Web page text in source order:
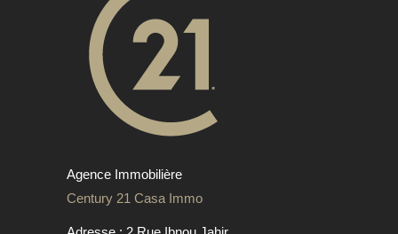
Agence Immobilière
Century 21 Casa Immo